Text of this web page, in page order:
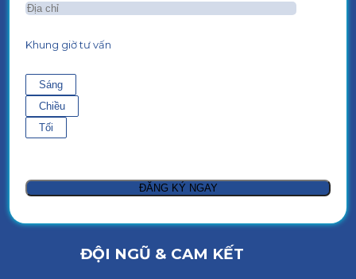
Khung giờ tư vấn
Sáng
Chiều
Tối
ĐỘI NGŨ & CAM KẾT